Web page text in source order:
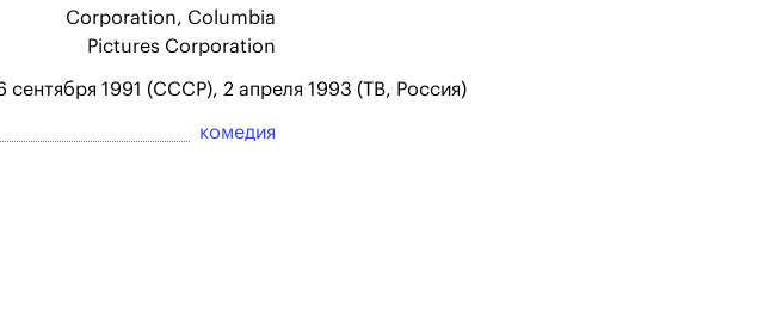
Corporation, Columbia
Pictures Corporation
сентября 1991 (СССР), 2 апреля 1993 (ТВ, Россия)
комедия